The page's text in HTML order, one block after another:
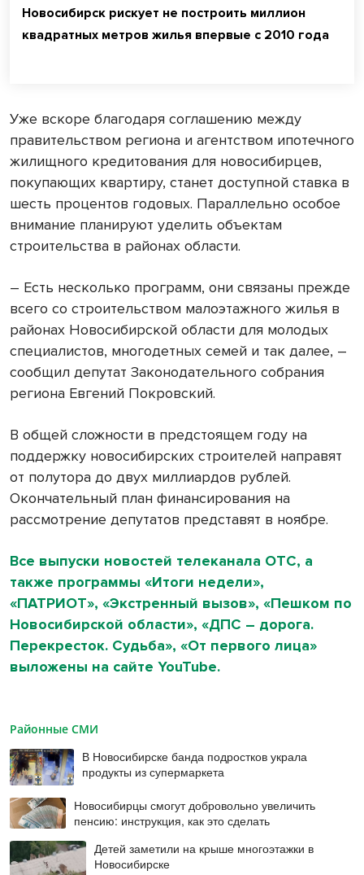
Новосибирск рискует не построить миллион
квадратных метров жилья впервые с 2010 года
Уже вскоре благодаря соглашению между
правительством региона и агентством ипотечного
жилищного кредитования для новосибирцев,
покупающих квартиру, станет доступной ставка в
шесть процентов годовых. Параллельно особое
внимание планируют уделить объектам
строительства в районах области.
– Есть несколько программ, они связаны прежде
всего со строительством малоэтажного жилья в
районах Новосибирской области для молодых
специалистов, многодетных семей и так далее, –
сообщил депутат Законодательного собрания
региона Евгений Покровский.
В общей сложности в предстоящем году на
поддержку новосибирских строителей направят
от полутора до двух миллиардов рублей.
Окончательный план финансирования на
рассмотрение депутатов представят в ноябре.
Все выпуски новостей телеканала ОТС, а
также программы «Итоги недели»,
«ПАТРИОТ», «Экстренный вызов», «Пешком по
Новосибирской области», «ДПС – дорога.
Перекресток. Судьба», «От первого лица»
выложены на сайте YouTube.
Районные СМИ
В Новосибирске банда подростков украла
продукты из супермаркета
Новосибирцы смогут добровольно увеличить
пенсию: инструкция, как это сделать
Детей заметили на крыше многоэтажки в
Новосибирске